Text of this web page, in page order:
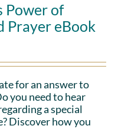
Power of
Prayer eBook
for an answer to
you need to hear
a special
Discover how you